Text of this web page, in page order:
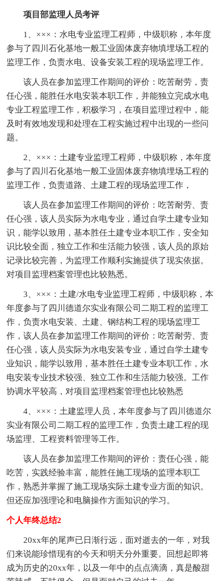
项目部监理人员考评
1、×××：水电专业监理工程师，中级职称，本年度
参与了四川石化基地一般工业固体废弃物填埋场工程的
监理工作，负责水电、设备安装工程的现场监理工作。
该人员在参加监理工作期间的评价：吃苦耐劳，责
任心强，能胜任水电安装本职工作，并能独立完成水电
专业工程监理工作，积极学习，在项目监理过程中，能
及时有效地发现和处理在工程实施过程中出现的一些问
题。
2、×××：土建专业监理工程师，中级职称，本年度
参与了四川石化基地一般工业固体废弃物填埋场工程的
监理工作，负责道路、土建工程的现场监理工作，
该人员在参加监理工作期间的评价：吃苦耐劳、责
任心强，该人员实际为水电专业，通过自学土建专业知
识，能学以致用，基本胜任土建专业本职工作，安全知
识比较全面，独立工作和生活能力较强，该人员的原始
记录比较完善，为监理工作顺利实施提供了现实依据。
对项目监理档案管理也比较熟悉。
3、×××：土建/水电专业监理工程师，中级职称，本
年度参与了四川德道尔实业有限公司二期工程的监理工
作，负责水电安装、土建、钢结构工程的现场监理工
作，该人员在参加监理工作期间的评价：吃苦耐劳、责
任心强，该人员实际为水电安装专业，通过自学土建专
业知识，能学以致用，基本胜任土建专业本职工作，水
电安装专业技术较强、独立工作和生活能力较强。工作
协调水平较高，对项目监理档案管理也比较熟悉
4、×××：土建监理人员，本年度参与了四川德道尔
实业有限公司二期工程的监理工作，负责土建工程的现
场监理、工程资料管理等工作。
该人员在参加监理工作期间的评价：责任心强，能
吃苦，实践经验丰富，能胜任施工现场的监理本职工
作，熟悉并掌握了施工现场实际土建专业方面的知识。
但还应加强理论和电脑操作方面知识的学习。
个人年终总结2
20xx年的尾声已日渐行远，面对逝去的一年，对我
们来说能珍惜现有的今天和明天分外重要。回想起即将
成为历史的20xx年，以及一年中的点点滴滴，真是酸甜